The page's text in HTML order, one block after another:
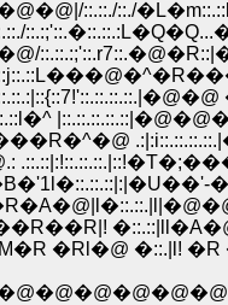
�Rl�@ �::.|l!